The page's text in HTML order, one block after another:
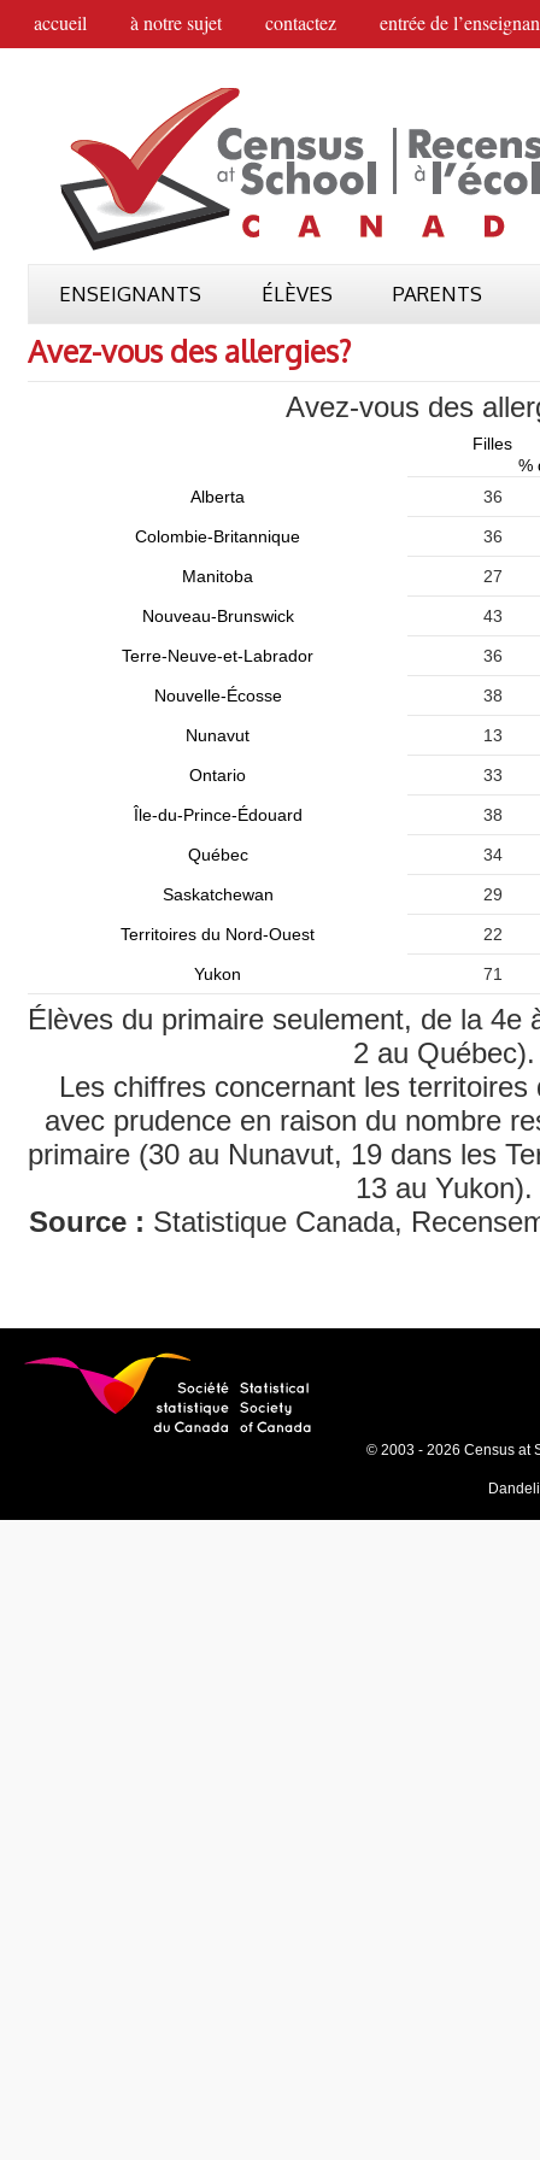
accueil à notre sujet contactez entrée de
ENSEIGNANTS ÉLÈVES PARENTS
Avez-vous des allergies?
Avez-vous des
Filles
%
Alberta
36
Colombie-Britannique 36
Manitoba 27
Nouveau-Brunswick 43
Terre-Neuve-et-Labrador 36
Nouvelle-Écosse 38
Nunavut 13
Ontario 33
Île-du-Prince-Édouard 38
Québec 34
Saskatchewan 29
Territoires du Nord-Ouest 22
Yukon 71
Élèves du primaire seulement, de la 4e
2 au Québec).
Les chiffres concernant les
avec prudence en raison du nombre
primaire (30 au Nunavut, 19 dans les
13 au Yukon).
Source : Statistique Canada,
© 2003 - 2026 Census at